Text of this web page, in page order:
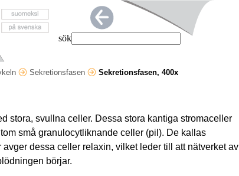
sök
Sekretionsfasen Sekretionsfasen, 400x
stora, svullna celler. Dessa stora kantiga stromaceller
små granulocytliknande celler (pil). De kallas
dessa celler relaxin, vilket leder till att nätverket av
börjar.